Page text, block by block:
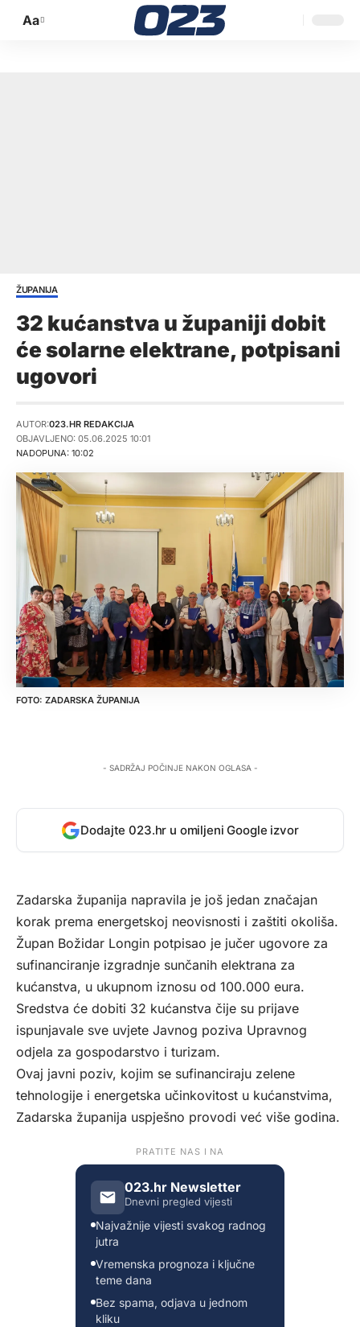
Promijeni
Aa
ŽUPANIJA
32 kućanstva u županiji dobit
će solarne elektrane, potpisani
ugovori
NADOPUNA: 10:02
AUTOR:023.HR REDAKCIJA
OBJAVLJENO: 05.06.2025 10:01
ZADARSKA ŽUPANIJA
- SADRŽAJ POČINJE NAKON OGLASA -
Dodajte 023.hr u omiljeni Google izvor
Zadarska županija napravila je još jedan značajan
korak prema energetskoj neovisnosti i zaštiti okoliša.
Župan Božidar Longin potpisao je jučer ugovore za
sufinanciranje izgradnje sunčanih elektrana za
kućanstva, u ukupnom iznosu od 100.000 eura.
Sredstva će dobiti 32 kućanstva čije su prijave
ispunjavale sve uvjete Javnog poziva Upravnog
odjela za gospodarstvo i turizam.
Ovaj javni poziv, kojim se sufinanciraju zelene
tehnologije i energetska učinkovitost u kućanstvima,
Zadarska županija uspješno provodi već više godina.
PRATITE NAS I NA
023.hr Newsletter
Dnevni pregled vijesti
Najvažnije vijesti svakog radnog
jutra
Vremenska prognoza i ključne
teme dana
Bez spama, odjava u jednom
kliku